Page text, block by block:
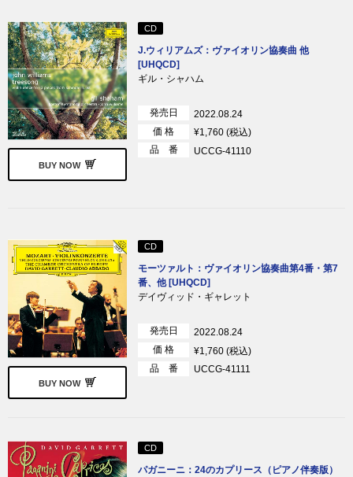
BUY NOW
CD
J.ウィリアムズ：ヴァイオリン協奏曲 他
[UHQCD]
ギル・シャハム
発売日
2022.08.24
価 格
¥1,760 (税込)
品 番
UCCG-41110
BUY NOW
CD
モーツァルト：ヴァイオリン協奏曲第4番・第7
番、他 [UHQCD]
デイヴィッド・ギャレット
発売日
2022.08.24
価 格
¥1,760 (税込)
品 番
UCCG-41111
CD
パガニーニ：24のカプリース（ピアノ伴奏版）